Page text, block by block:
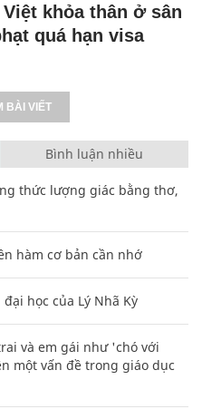
khỏa thân ở sân
quá hạn visa
BÀI VIẾT
Bình luận nhiều
thức lượng giác bằng thơ,
hàm cơ bản cần nhớ
học của Lý Nhã Kỳ
và em gái như 'chó với
một vấn đề trong giáo dục